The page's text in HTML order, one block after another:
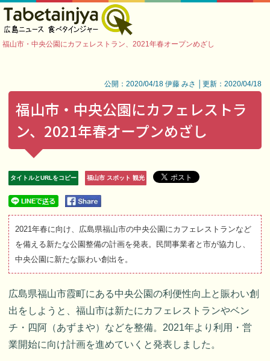
福山市・中央公園にカフェレストラン、2021年春オープンめざし
公開：2020/04/18 伊藤 みさ │更新：2020/04/18
福山市・中央公園にカフェレストラ
ン、2021年春オープンめざし
タイトルとURLをコピー 福山市 スポット 観光
2021年春に向け、広島県福山市の中央公園にカフェレストランなど
を備える新たな公園整備の計画を発表。民間事業者と市が協力し、
中央公園に新たな賑わい創出を。
広島県福山市霞町にある中央公園の利便性向上と賑わい創
出をしようと、福山市は新たにカフェレストランやベン
チ・四阿（あずまや）などを整備。2021年より利用・営
業開始に向け計画を進めていくと発表しました。